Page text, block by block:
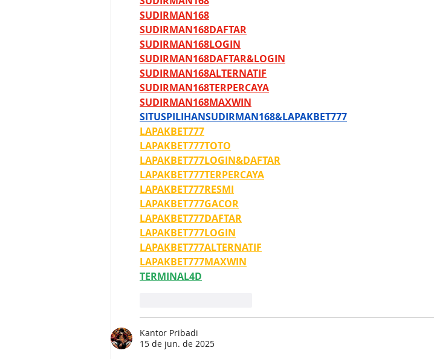
SUDIRMAN168
SUDIRMAN168DAFTAR
SUDIRMAN168LOGIN
SUDIRMAN168DAFTAR&LOGIN
SUDIRMAN168ALTERNATIF
SUDIRMAN168TERPERCAYA
SUDIRMAN168MAXWIN
SITUSPILIHANSUDIRMAN168&LAPAKBET777
LAPAKBET777
LAPAKBET777TOTO
LAPAKBET777LOGIN&DAFTAR
LAPAKBET777TERPERCAYA
LAPAKBET777RESMI
LAPAKBET777GACOR
LAPAKBET777DAFTAR
LAPAKBET777LOGIN
LAPAKBET777ALTERNATIF
LAPAKBET777MAXWIN
TERMINAL4D
Kantor Pribadi
15 de jun. de 2025